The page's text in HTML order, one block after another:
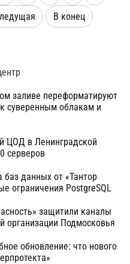
В конец
заливе переформатируют
суверенным облакам и
ЦОД в Ленинградской
серверов
данных от «Тантор
ограничения PostgreSQL
защитили каналы
Подмосковья
обновление: что нового